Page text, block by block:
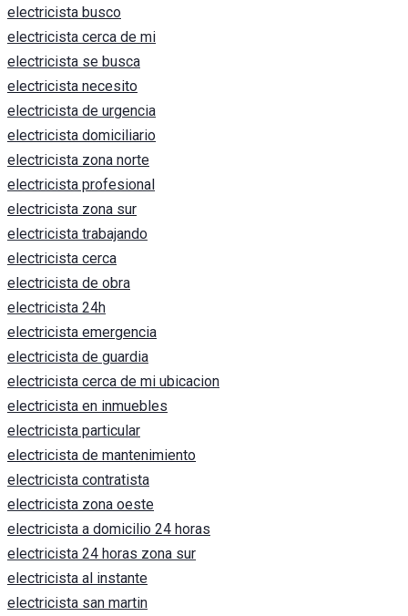
electricista busco
electricista cerca de mi
electricista se busca
electricista necesito
electricista de urgencia
electricista domiciliario
electricista zona norte
electricista profesional
electricista zona sur
electricista trabajando
electricista cerca
electricista de obra
electricista 24h
electricista emergencia
electricista de guardia
electricista cerca de mi ubicacion
electricista en inmuebles
electricista particular
electricista de mantenimiento
electricista contratista
electricista zona oeste
electricista a domicilio 24 horas
electricista 24 horas zona sur
electricista al instante
electricista san martin